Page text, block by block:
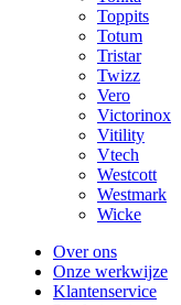
Toppits
Totum
Tristar
Twizz
Vero
Victorinox
Vitility
Vtech
Westcott
Westmark
Wicke
Over ons
Onze werkwijze
Klantenservice